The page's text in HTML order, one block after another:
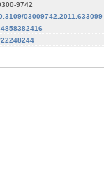
9742
03009742.2011.633099